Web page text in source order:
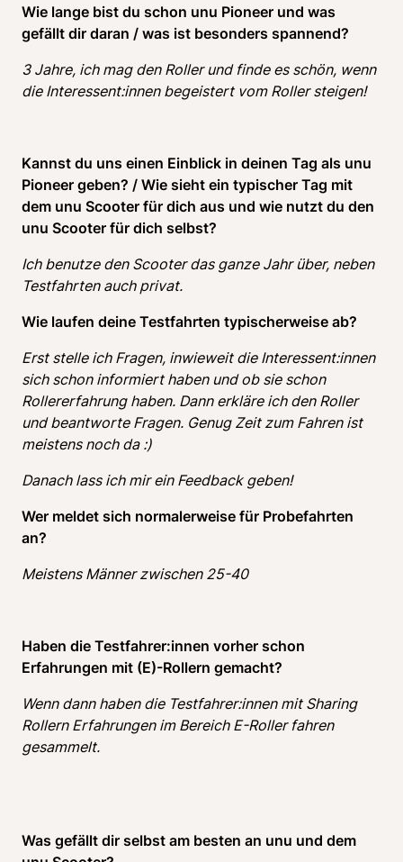
Wie lange bist du schon unu Pioneer und was
gefällt dir daran / was ist besonders spannend?
3 Jahre, ich mag den Roller und finde es schön, wenn
die Interessent:innen begeistert vom Roller steigen!
Kannst du uns einen Einblick in deinen Tag als unu
Pioneer geben? / Wie sieht ein typischer Tag mit
dem unu Scooter für dich aus und wie nutzt du den
unu Scooter für dich selbst?
Ich benutze den Scooter das ganze Jahr über, neben
Testfahrten auch privat.
Wie laufen deine Testfahrten typischerweise ab?
Erst stelle ich Fragen, inwieweit die Interessent:innen
sich schon informiert haben und ob sie schon
Rollererfahrung haben. Dann erkläre ich den Roller
und beantworte Fragen. Genug Zeit zum Fahren ist
meistens noch da :)
Danach lass ich mir ein Feedback geben!
Wer meldet sich normalerweise für Probefahrten
an?
Meistens Männer zwischen 25-40
Haben die Testfahrer:innen vorher schon
Erfahrungen mit (E)-Rollern gemacht?
Wenn dann haben die Testfahrer:innen mit Sharing
Rollern Erfahrungen im Bereich E-Roller fahren
gesammelt.
Was gefällt dir selbst am besten an unu und dem